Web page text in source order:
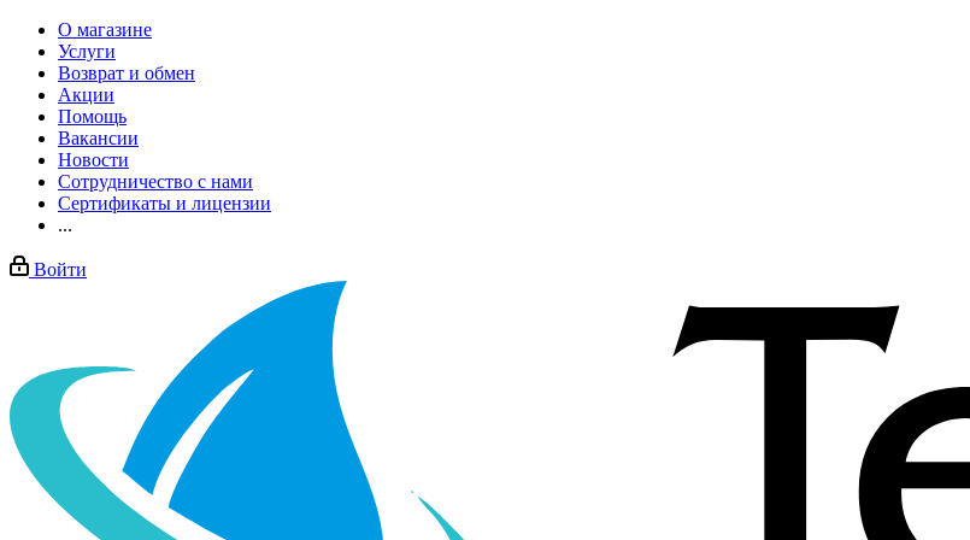
О магазине
Услуги
Возврат и обмен
Акции
Помощь
Вакансии
Новости
Сотрудничество с нами
Сертификаты и лицензии
...
Войти